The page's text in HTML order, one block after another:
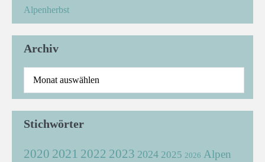
Alpenherbst
Archiv
Stichwörter
2020 2021 2022 2023 2024 2025 2026 Alpen